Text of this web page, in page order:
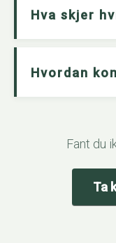
Hva skjer
Hvordan
Fant du
Ta